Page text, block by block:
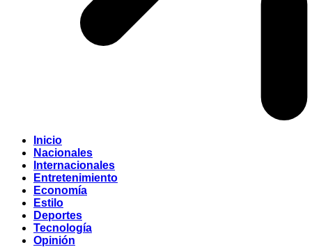
Inicio
Nacionales
Internacionales
Entretenimiento
Economía
Estilo
Deportes
Tecnología
Opinión